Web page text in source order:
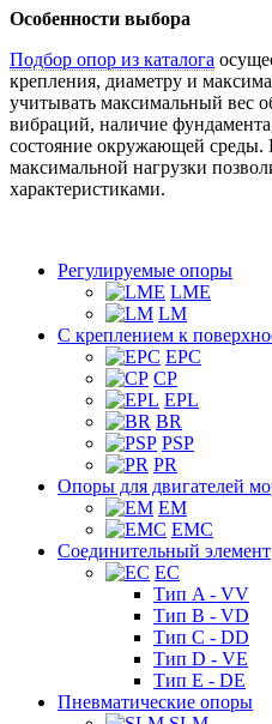
Особенности выбора
Подбор опор из каталога
крепления, диаметру и
учитывать максимальный вес
вибраций, наличие
состояние окружающей
максимальной нагрузки
характеристиками.
Регулируемые опоры
LME
LM
С креплением к
EPC
CP
EPL
BR
PSP
PR
Опоры для двигателей
EM
EMC
Cоединительный элемент
EC
Тип A - VV
Тип B - VD
Тип C - DD
Тип D - VE
Тип E - DE
Пневматические опоры